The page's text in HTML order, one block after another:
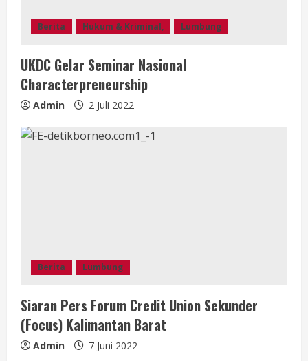
Berita Hukum & Kriminal, Lumbung
UKDC Gelar Seminar Nasional
Characterpreneurship
Admin 2 Juli 2022
Berita Lumbung
Siaran Pers Forum Credit Union Sekunder
(Focus) Kalimantan Barat
Admin 7 Juni 2022